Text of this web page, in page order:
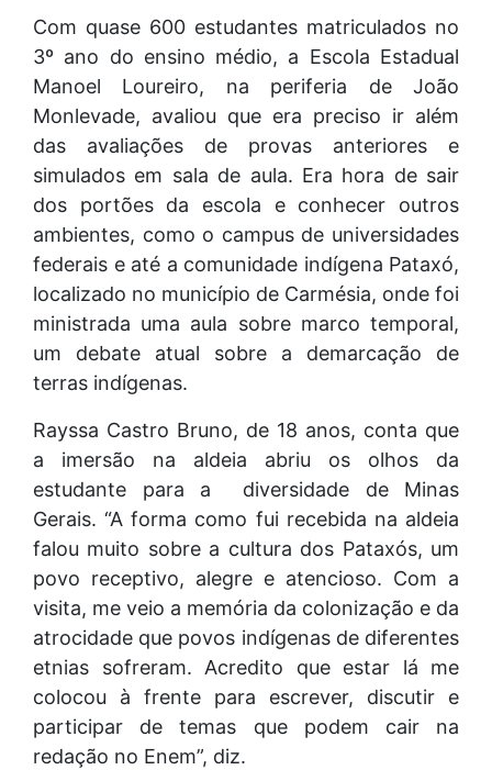
Com quase 600 estudantes matriculados no
3º ano do ensino médio, a Escola Estadual
Manoel Loureiro, na periferia de João
Monlevade, avaliou que era preciso ir além
das avaliações de provas anteriores e
simulados em sala de aula. Era hora de sair
dos portões da escola e conhecer outros
ambientes, como o campus de universidades
federais e até a comunidade indígena Pataxó,
localizado no município de Carmésia, onde foi
ministrada uma aula sobre marco temporal,
um debate atual sobre a demarcação de
terras indígenas.
Rayssa Castro Bruno, de 18 anos, conta que
a imersão na aldeia abriu os olhos da
estudante para a diversidade de Minas
Gerais. “A forma como fui recebida na aldeia
falou muito sobre a cultura dos Pataxós, um
povo receptivo, alegre e atencioso. Com a
visita, me veio a memória da colonização e da
atrocidade que povos indígenas de diferentes
etnias sofreram. Acredito que estar lá me
colocou à frente para escrever, discutir e
participar de temas que podem cair na
redação no Enem”, diz.